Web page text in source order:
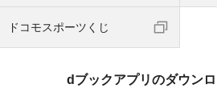
ドコモスポーツくじ
dブックアプリのダウン